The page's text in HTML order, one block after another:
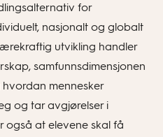
for
nasjonalt og globalt
utvikling handler
samfunnsdimensjonen
mennesker
og tar avgjørelser i
også at elevene skal få